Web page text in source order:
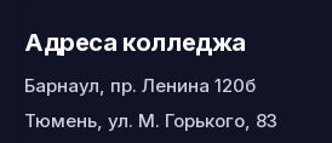
Адреса колледжа
Барнаул, пр. Ленина 120б
Тюмень, ул. М. Горького, 83